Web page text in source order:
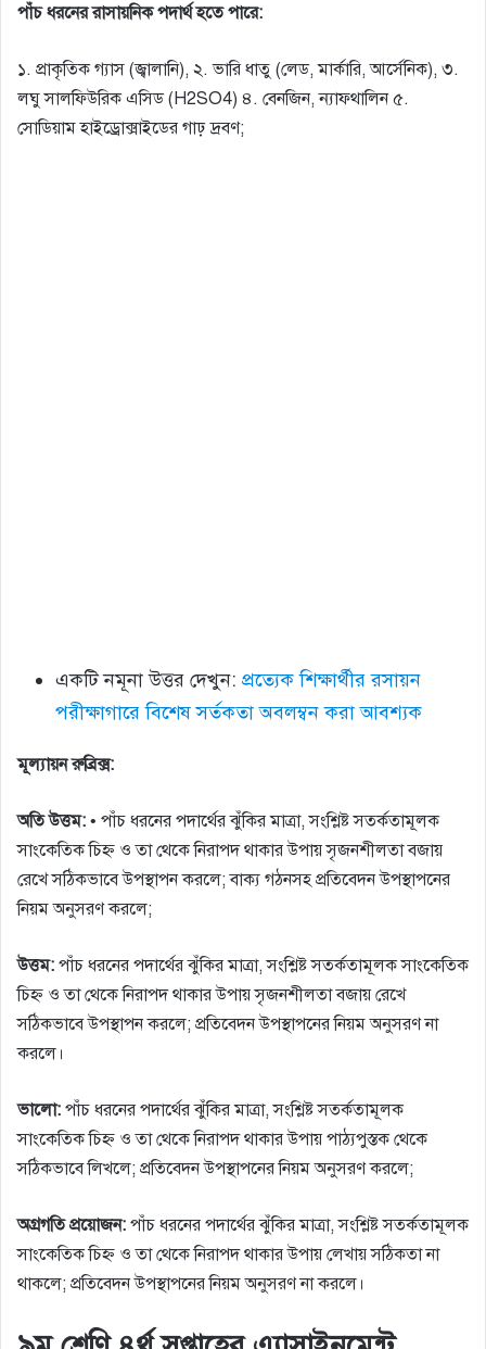
পাঁচ ধরনের রাসায়নিক পদার্থ হতে পারে:
১. প্রাকৃতিক গ্যাস (জ্বালানি), ২. ভারি ধাতু (লেড, মার্কারি, আর্সেনিক), ৩.
লঘু সালফিউরিক এসিড (H2SO4) ৪. বেনজিন, ন্যাফথালিন ৫.
সােডিয়াম হাইড্রোক্সাইডের গাঢ় দ্রবণ;
একটি নমূনা উত্তর দেখুন: প্রত্যেক শিক্ষার্থীর রসায়ন
পরীক্ষাগারে বিশেষ সর্তকতা অবলম্বন করা আবশ্যক
মূল্যায়ন রুব্রিক্স:
অতি উত্তম: • পাঁচ ধরনের পদার্থের ঝুঁকির মাত্রা, সংশ্লিষ্ট সতর্কতামূলক
সাংকেতিক চিহ্ন ও তা থেকে নিরাপদ থাকার উপায় সৃজনশীলতা বজায়
রেখে সঠিকভাবে উপস্থাপন করলে; বাক্য গঠনসহ প্রতিবেদন উপস্থাপনের
নিয়ম অনুসরণ করলে;
উত্তম: পাঁচ ধরনের পদার্থের ঝুঁকির মাত্রা, সংশ্লিষ্ট সতর্কতামূলক সাংকেতিক
চিহ্ন ও তা থেকে নিরাপদ থাকার উপায় সৃজনশীলতা বজায় রেখে
সঠিকভাবে উপস্থাপন করলে; প্রতিবেদন উপস্থাপনের নিয়ম অনুসরণ না
করলে।
ভালো: পাঁচ ধরনের পদার্থের ঝুঁকির মাত্রা, সংশ্লিষ্ট সতর্কতামূলক
সাংকেতিক চিহ্ন ও তা থেকে নিরাপদ থাকার উপায় পাঠ্যপুস্তক থেকে
সঠিকভাবে লিখলে; প্রতিবেদন উপস্থাপনের নিয়ম অনুসরণ করলে;
অগ্রগতি প্রয়ােজন: পাঁচ ধরনের পদার্থের ঝুঁকির মাত্রা, সংশ্লিষ্ট সতর্কতামূলক
সাংকেতিক চিহ্ন ও তা থেকে নিরাপদ থাকার উপায় লেখায় সঠিকতা না
থাকলে; প্রতিবেদন উপস্থাপনের নিয়ম অনুসরণ না করলে।